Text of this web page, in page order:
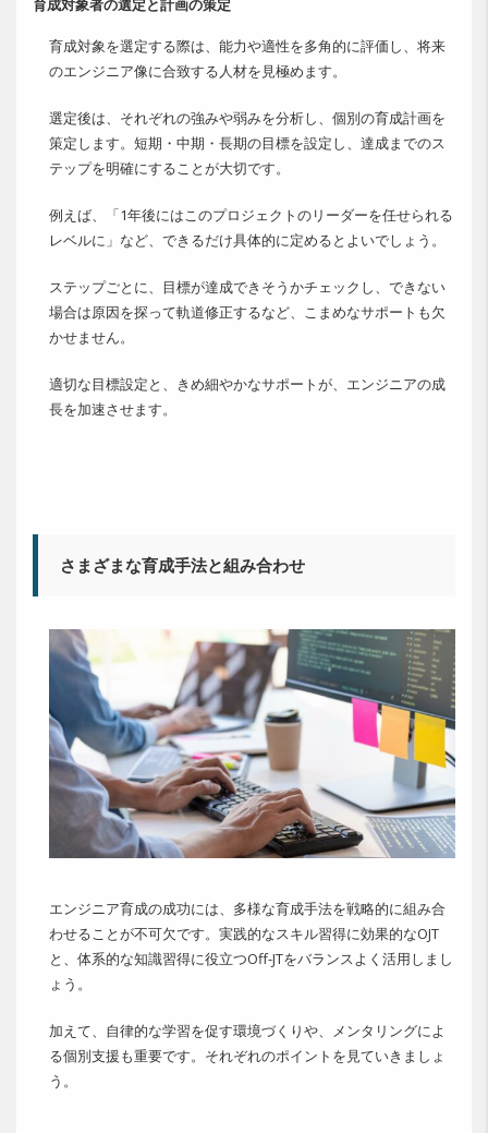
育成対象者の選定と計画の策定
育成対象を選定する際は、能力や適性を多角的に評価し、将来
のエンジニア像に合致する人材を見極めます。
選定後は、それぞれの強みや弱みを分析し、個別の育成計画を
策定します。短期・中期・長期の目標を設定し、達成までのス
テップを明確にすることが大切です。
例えば、「1年後にはこのプロジェクトのリーダーを任せられる
レベルに」など、できるだけ具体的に定めるとよいでしょう。
ステップごとに、目標が達成できそうかチェックし、できない
場合は原因を探って軌道修正するなど、こまめなサポートも欠
かせません。
適切な目標設定と、きめ細やかなサポートが、エンジニアの成
長を加速させます。
さまざまな育成手法と組み合わせ
エンジニア育成の成功には、多様な育成手法を戦略的に組み合
わせることが不可欠です。実践的なスキル習得に効果的なOJT
と、体系的な知識習得に役立つOff-JTをバランスよく活用しまし
ょう。
加えて、自律的な学習を促す環境づくりや、メンタリングによ
る個別支援も重要です。それぞれのポイントを見ていきましょ
う。